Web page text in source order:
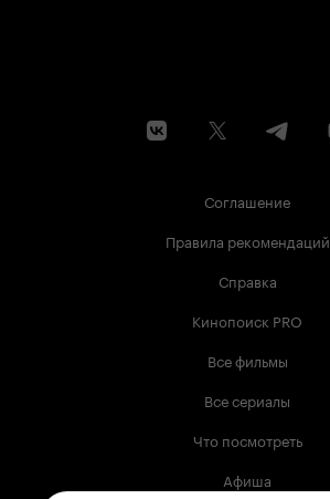
Соглашение
Правила рекомендаций
Справка
Кинопоиск PRO
Все фильмы
Все сериалы
Что посмотреть
Афиша